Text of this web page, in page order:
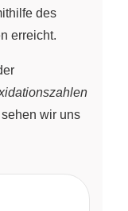
des
erreicht.
wir uns